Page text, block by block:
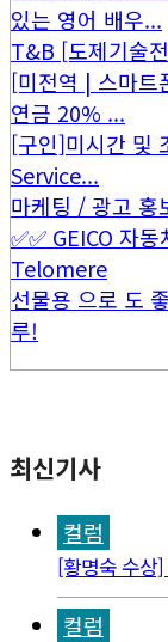
있는 영어 배우...
T&B [도제기술
[미전역 | 스마트
연금 20% ...
[구인]미시간 및
Service...
마케팅 / 광고 홍
✅✅ GEICO 자
Telomere
선물용 으로 도
루!
최신기사
컬럼
[황명숙 수상
컬럼